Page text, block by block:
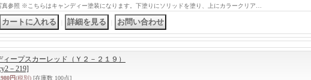
真参照 ※こちらはキャンディー塗装になります。下塗りにソリッドを塗り、上にカラークリア…
ィープスカーレッド（Ｙ２－２１９）
－219]
円(税別) [在庫数 100点]